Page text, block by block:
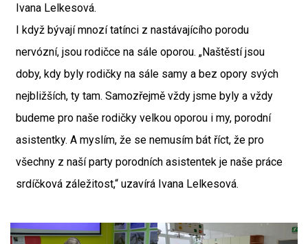
Ivana Lelkesová.
I když bývají mnozí tatínci z nastávajícího porodu
nervózní, jsou rodičce na sále oporou. „Naštěstí jsou
doby, kdy byly rodičky na sále samy a bez opory svých
nejbližších, ty tam. Samozřejmě vždy jsme byly a vždy
budeme pro naše rodičky velkou oporou i my, porodní
asistentky. A myslím, že se nemusím bát říct, že pro
všechny z naší party porodních asistentek je naše práce
srdíčková záležitost,“ uzavírá Ivana Lelkesová.